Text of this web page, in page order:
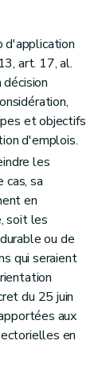
d'application
art. 17, al.
et objectifs
d'emplois.
les
cas, sa
en
soit les
ou de
qui seraient
du 25 juin
aux
en